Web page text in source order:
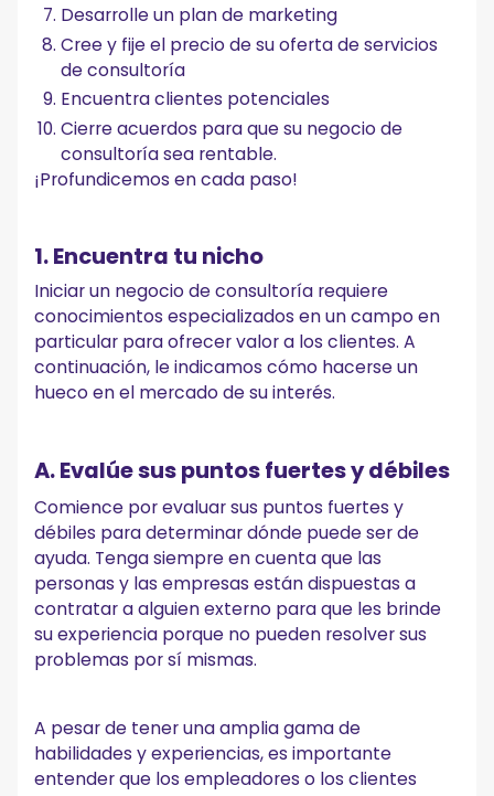
Desarrolle un plan de marketing
Cree y fije el precio de su oferta de servicios
de consultoría
Encuentra clientes potenciales
Cierre acuerdos para que su negocio de
consultoría sea rentable.
¡Profundicemos en cada paso!
1. Encuentra tu nicho
Iniciar un negocio de consultoría requiere
conocimientos especializados en un campo en
particular para ofrecer valor a los clientes. A
continuación, le indicamos cómo hacerse un
hueco en el mercado de su interés.
A. Evalúe sus puntos fuertes y débiles
Comience por evaluar sus puntos fuertes y
débiles para determinar dónde puede ser de
ayuda. Tenga siempre en cuenta que las
personas y las empresas están dispuestas a
contratar a alguien externo para que les brinde
su experiencia porque no pueden resolver sus
problemas por sí mismas.
A pesar de tener una amplia gama de
habilidades y experiencias, es importante
entender que los empleadores o los clientes